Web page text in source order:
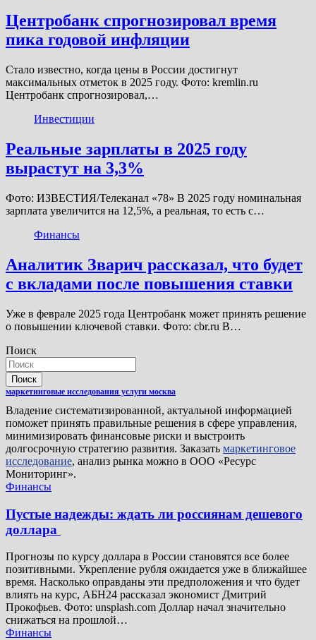
Центробанк спрогнозировал время
пика годовой инфляции
Стало известно, когда цены в России достигнут
максимальных отметок в 2025 году. Фото: kremlin.ru
Центробанк спрогнозировал,…
Инвестиции
Реальные зарплаты в 2025 году
вырастут на 3,3%
Фото: ИЗВЕСТИЯ/Телеканал «78» В 2025 году номинальная
зарплата увеличится на 12,5%, а реальная, то есть с…
Финансы
Аналитик Зварич рассказал, что будет
с вкладами после повышения ставки
Уже в феврале 2025 года Центробанк может принять решение
о повышении ключевой ставки. Фото: cbr.ru В…
Поиск
Поиск
маркетинговые исследования услуги москва
Владение систематизированной, актуальной информацией
поможет принять правильные решения в сфере управления,
минимизировать финансовые риски и выстроить
долгосрочную стратегию развития. Заказать маркетинговое
исследование, анализ рынка можно в ООО «Ресурс
Мониторинг».
Финансы
Пустые надежды: ждать ли россиянам дешевого
доллара
Прогнозы по курсу доллара в России становятся все более
позитивными. Укрепление рубля ожидается уже в ближайшее
время. Насколько оправданы эти предположения и что будет
влиять на курс, АБН24 рассказал экономист Дмитрий
Прокофьев. Фото: unsplash.com Доллар начал значительно
снижаться на прошлой…
Финансы